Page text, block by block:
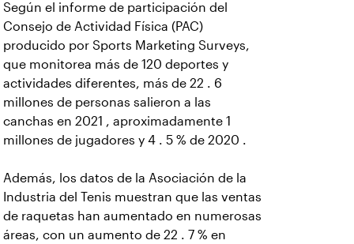
Según el informe de participación del
Consejo de Actividad Física (PAC)
producido por Sports Marketing Surveys,
que monitorea más de 120 deportes y
actividades diferentes, más de 22 . 6
millones de personas salieron a las
canchas en 2021 , aproximadamente 1
millones de jugadores y 4 . 5 % de 2020 .
Además, los datos de la Asociación de la
Industria del Tenis muestran que las ventas
de raquetas han aumentado en numerosas
áreas, con un aumento de 22 . 7 % en